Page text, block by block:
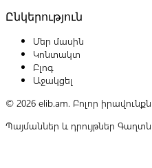
Ընկերություն
Մեր մասին
Կոնտակտ
Բլոգ
Աջակցել
© 2026 elib.am. Բոլոր
Պայմաններ և դրույթներ